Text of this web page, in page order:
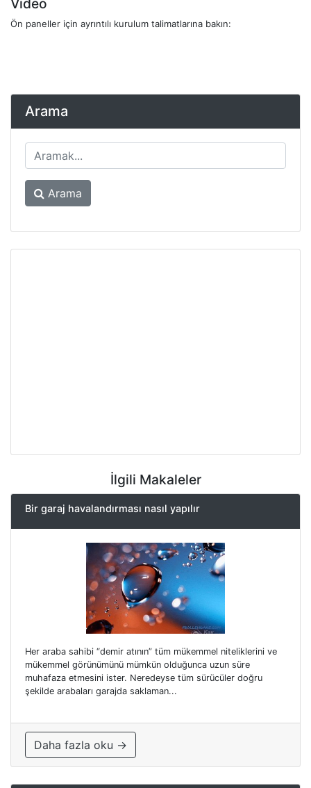
Ön paneller için ayrıntılı kurulum talimatlarına bakın:
Arama
Arama
İlgili Makaleler
Bir garaj havalandırması nasıl yapılır
Her araba sahibi “demir atının” tüm mükemmel niteliklerini ve
mükemmel görünümünü mümkün olduğunca uzun süre
muhafaza etmesini ister. Neredeyse tüm sürücüler doğru
şekilde arabaları garajda saklaman...
Daha fazla oku →